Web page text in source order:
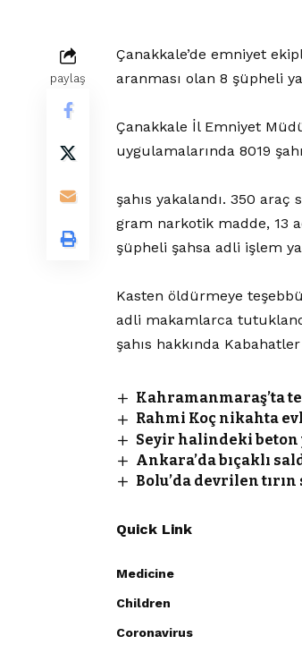
paylaş
Çanakkale’de emniyet
aranması olan 8 şüpheli
Çanakkale İl Emniyet
uygulamalarında 8019
şahıs yakalandı. 350
gram narkotik madde, 13
şüpheli şahsa adli işlem
Kasten öldürmeye
adli makamlarca
şahıs hakkında
Kahramanmaraş’ta
Rahmi Koç nikahta
Seyir halindeki
Ankara’da bıçaklı
Bolu’da devrilen
Quick Link
Medicine
Children
Coronavirus